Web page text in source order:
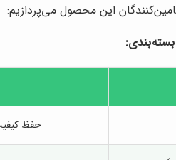
این محصول می‌پردازیم:
حفظ